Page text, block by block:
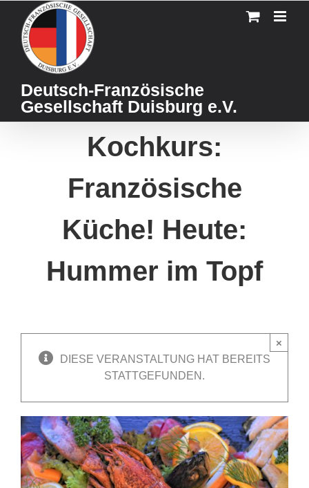
content
Deutsch-Französische
Gesellschaft Duisburg e.V.
Kochkurs:
Französische
Küche! Heute:
Hummer im Topf
DIESE VERANSTALTUNG HAT BEREITS
STATTGEFUNDEN.
×